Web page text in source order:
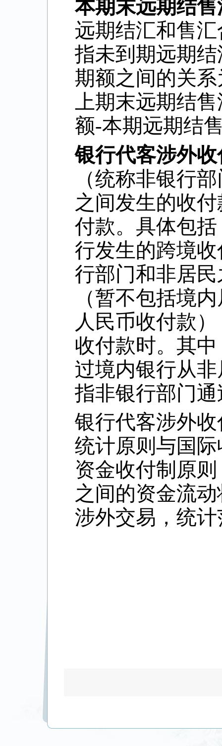
本期末远期结
远期结汇和售
指未到期远期
期额之间的关
上期末远期结
额-本期远期结
银行代客涉外收
（统称非银行
之间发生的收
付款。具体包
行发生的跨境
行部门和非居
（暂不包括境
人民币收付款
收付款时。其
过境内银行从
指非银行部门
银行代客涉外
统计原则与国
资金收付制原
之间的资金流
涉外交易，统